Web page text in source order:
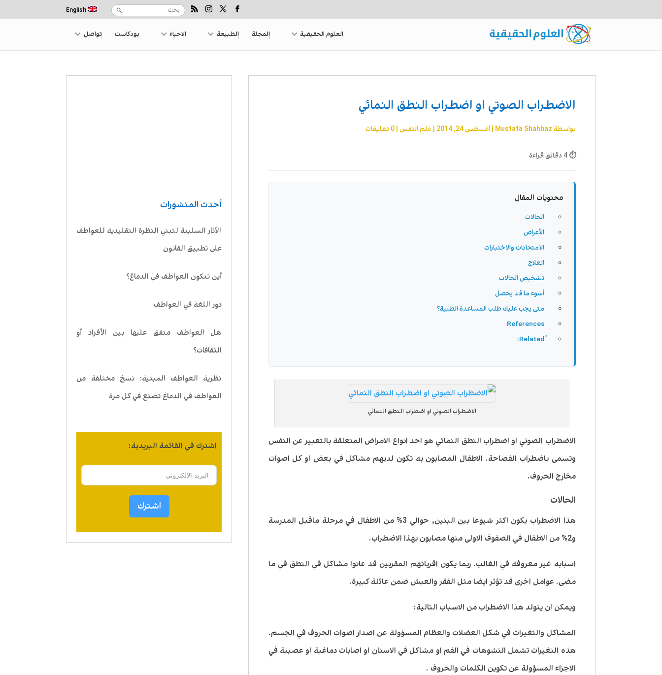
English
العلوم الحقيقية المجلة الطبيعة الاحياء بودكاست تواصل
أحدث المنشورات
الآثار السلبية لتبني النظرة التقليدية للعواطف
على تطبيق القانون
أين تتكون العواطف في الدماغ؟
دور اللغة في العواطف
هل العواطف متفق عليها بين الأفراد أو
الثقافات؟
نظرية العواطف المبنية: نسخ مختلفة من
العواطف في الدماغ تصنع في كل مرة
اشترك في القائمة البريدية:
اشترك
الاضطراب الصوتي او اضطراب النطق النمائي
بواسطة Mustafa Shahbaz
|أغسطس 24, 2014 |علم النفس |0 تعليقات
⏱ 4 دقائق قراءة
محتويات المقال
الحالات
الأعراض
الامتحانات والاختبارات
العلاج
تشخيص الحالات
أسوء ما قد يحصل
متى يجب عليك طلب المساعدة الطبية؟
References
الاضطراب الصوتي او اضطراب النطق النمائي
الاضطراب الصوتي او اضطراب النطق النمائي هو احد انواع الامراض المتعلقة بالتعبير عن النفس
وتسمى باضطراب الفصاحة. الاطفال المصابون به تكون لديهم مشاكل في بعض او كل اصوات
مخارج الحروف.
الحالات
هذا الاضطراب يكون اكثر شيوعا بين البنين, حوالي 3% من الاطفال في مرحلة ماقبل المدرسة
و2% من الاطفال في الصفوف الاولى منها مصابون بهذا الاضطراب.
اسبابه غير معروفة في الغالب. ربما يكون اقربائهم المقربين قد عانوا مشاكل في النطق في ما
مضى. عوامل اخرى قد تؤثر ايضا مثل الفقر والعيش ضمن عائلة كبيرة.
ويمكن ان يتولد هذا الاضطراب من الاسباب التالية:
المشاكل والتغيرات في شكل العضلات والعظام المسؤولة عن اصدار اصوات الحروف في الجسم.
هذه التغيرات تشمل التشوهات في الفم او مشاكل في الاسنان او اصابات دماغية او عصبية في
الاجزاء المسؤولة عن تكوين الكلمات والحروف .